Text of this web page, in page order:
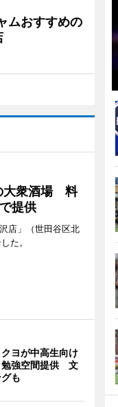
ムおすすめの
大衆酒場 料
提供
店」（世田谷区北
た。
ヨが中高生向け
強空間提供 文
も